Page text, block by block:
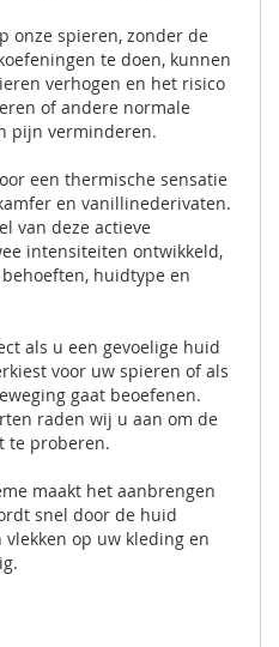
onze spieren, zonder de
te doen, kunnen
verhogen en het risico
of andere normale
pijn verminderen.
een thermische sensatie
en vanillinederivaten.
van deze actieve
intensiteiten ontwikkeld,
huidtype en
als u een gevoelige huid
voor uw spieren of als
gaat beoefenen.
raden wij u aan om de
te proberen.
maakt het aanbrengen
snel door de huid
op uw kleding en